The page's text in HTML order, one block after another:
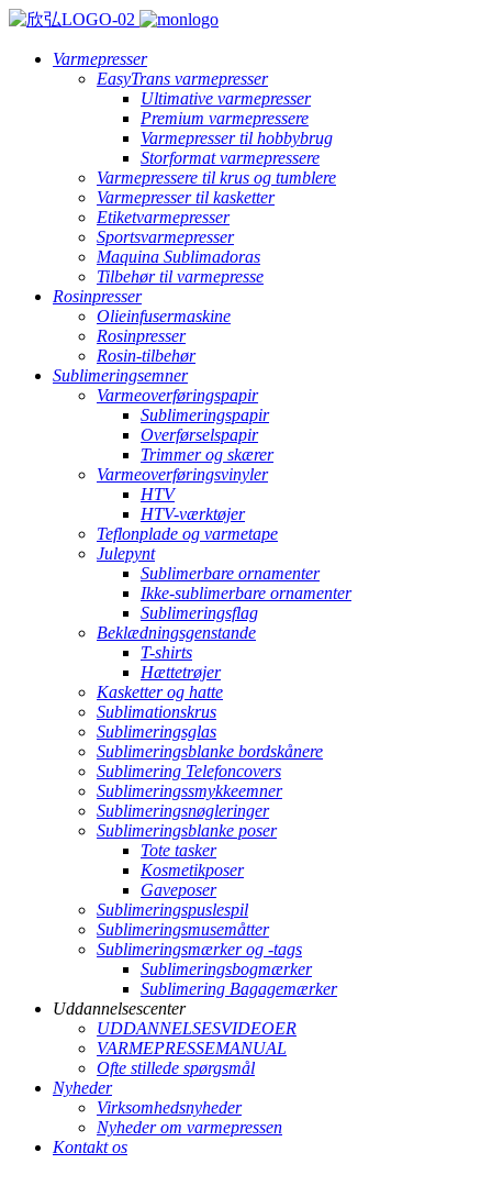
Varmepresser
EasyTrans varmepresser
Ultimative varmepresser
Premium varmepressere
Varmepresser til hobbybrug
Storformat varmepressere
Varmepressere til krus og tumblere
Varmepresser til kasketter
Etiketvarmepresser
Sportsvarmepresser
Maquina Sublimadoras
Tilbehør til varmepresse
Rosinpresser
Olieinfusermaskine
Rosinpresser
Rosin-tilbehør
Sublimeringsemner
Varmeoverføringspapir
Sublimeringspapir
Overførselspapir
Trimmer og skærer
Varmeoverføringsvinyler
HTV
HTV-værktøjer
Teflonplade og varmetape
Julepynt
Sublimerbare ornamenter
Ikke-sublimerbare ornamenter
Sublimeringsflag
Beklædningsgenstande
T-shirts
Hættetrøjer
Kasketter og hatte
Sublimationskrus
Sublimeringsglas
Sublimeringsblanke bordskånere
Sublimering Telefoncovers
Sublimeringssmykkeemner
Sublimeringsnøgleringer
Sublimeringsblanke poser
Tote tasker
Kosmetikposer
Gaveposer
Sublimeringspuslespil
Sublimeringsmusemåtter
Sublimeringsmærker og -tags
Sublimeringsbogmærker
Sublimering Bagagemærker
Uddannelsescenter
UDDANNELSESVIDEOER
VARMEPRESSEMANUAL
Ofte stillede spørgsmål
Nyheder
Virksomhedsnyheder
Nyheder om varmepressen
Kontakt os